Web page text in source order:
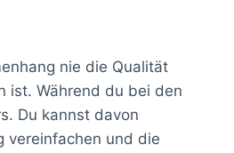
nie die Qualität
ist. Während du bei den
Du kannst davon
vereinfachen und die